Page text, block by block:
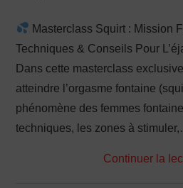
Masterclass Squirt : Mission
Techniques & Conseils Pour
Dans cette masterclass
atteindre l’orgasme fontaine
phénomène des femmes
techniques, les zones à
Continuer la